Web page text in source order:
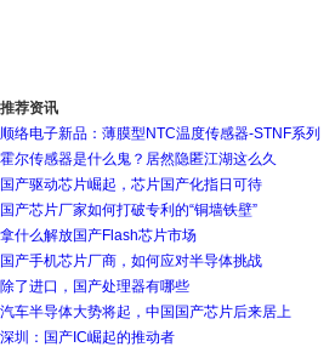
推荐资讯
顺络电子新品：薄膜型NTC温度传感器-STNF系列
霍尔传感器是什么鬼？居然隐匿江湖这么久
国产驱动芯片崛起，芯片国产化指日可待
国产芯片厂家如何打破专利的“铜墙铁壁”
拿什么解放国产Flash芯片市场
国产手机芯片厂商，如何应对半导体挑战
除了进口，国产处理器有哪些
汽车半导体大势将起，中国国产芯片后来居上
深圳：国产IC崛起的推动者